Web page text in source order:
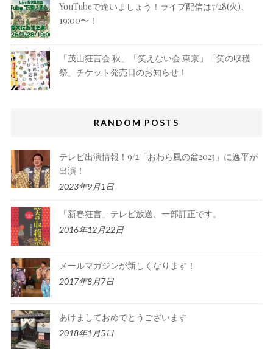
YouTubeで逢いましょう！ライブ配信は7/28(火)、
19:00〜！
「茂山狂言会 秋」「笑えない会 東京」「笑の収穫
祭」チケット発売日のお知らせ！
RANDOM POSTS
テレビ出演情報！9/2「おわら風の盆2023」に逸平が
出演！
2023年9月1日
「新春狂言」テレビ放送、一部訂正です。
2016年12月22日
メールマガジンが新しくなります！
2017年8月7日
あけましておめでとうございます
2018年1月5日